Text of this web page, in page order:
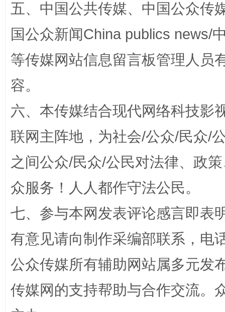
完善运行机制助力责任有效落实 一纸欠
五、中国公共传媒、中国公众传
国公众新闻China publics news/
等传媒网站信息留言板管理人员
容。
六、本传媒结合现代网络科技影
联网主阵地，为社会/公众/民众/
之间公众/民众/公民对法律、政
众服务！人人都作守法公民。
七、参与本网发表评论感言即表
有意见请向制作采编部联系，电
公众传媒所有辅助网站属多元发
传媒网的支持帮助与合作交流。